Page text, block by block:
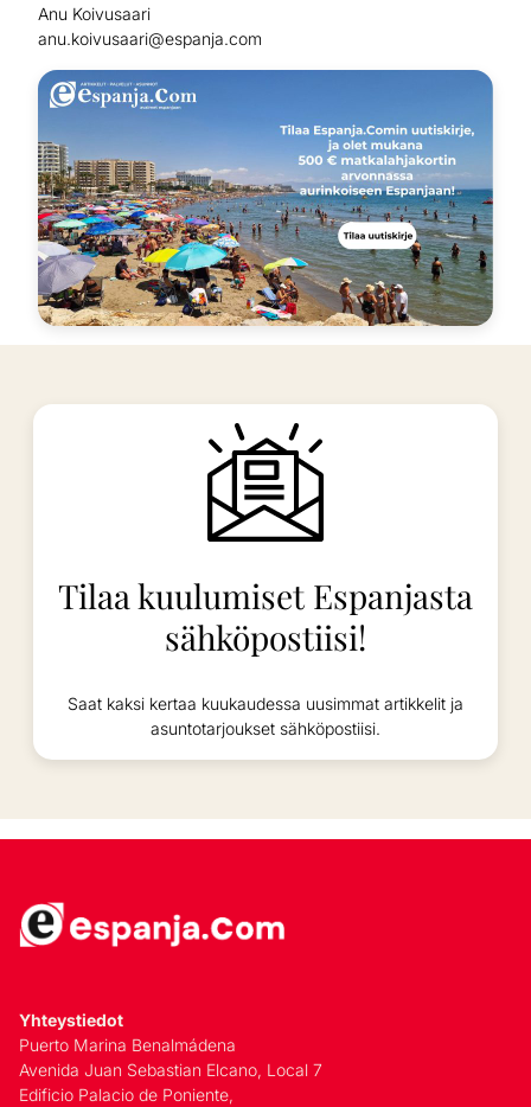
Anu Koivusaari
anu.koivusaari@espanja.com
Tilaa kuulumiset Espanjasta
sähköpostiisi!
Saat kaksi kertaa kuukaudessa uusimmat artikkelit ja
asuntotarjoukset sähköpostiisi.
Yhteystiedot
Puerto Marina Benalmádena
Avenida Juan Sebastian Elcano, Local 7
Edificio Palacio de Poniente,